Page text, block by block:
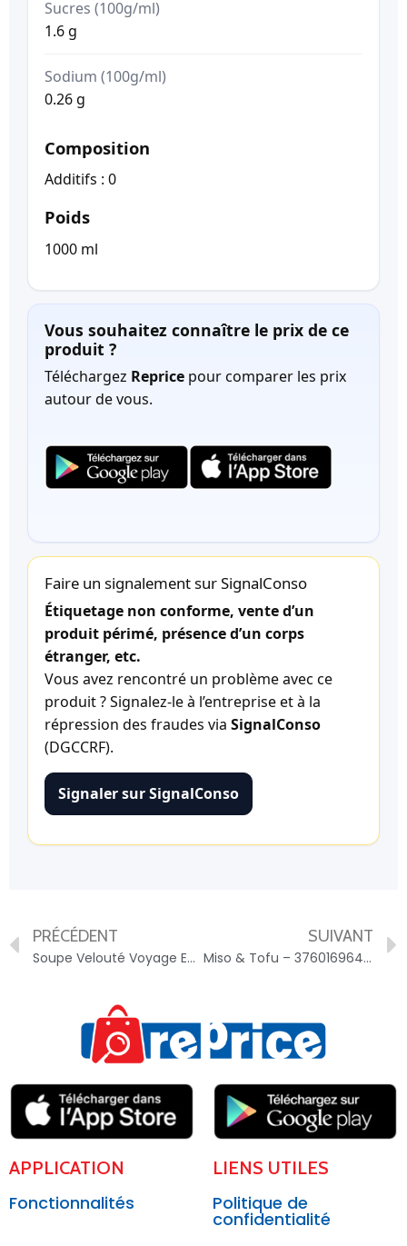
Sucres (100g/ml)
1.6 g
Sodium (100g/ml)
0.26 g
Composition
Additifs : 0
Poids
1000 ml
Vous souhaitez connaître le prix de ce
produit ?
Téléchargez Reprice pour comparer les prix
autour de vous.
Faire un signalement sur SignalConso
Étiquetage non conforme, vente d’un
produit périmé, présence d’un corps
étranger, etc.
Vous avez rencontré un problème avec ce
produit ? Signalez-le à l’entreprise et à la
répression des fraudes via SignalConso
(DGCCRF).
Signaler sur SignalConso
PRÉCÉDENT
Soupe Velouté Voyage En Inde LIEBIG – 3036815449465
SUIVANT
Miso & Tofu – 3760169640185
APPLICATION
Fonctionnalités
LIENS UTILES
Politique de
confidentialité